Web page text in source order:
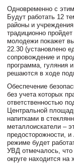
Одновременно с
Будут работать 12
районы и
традиционно
молодежи покажет
22.30 (установлено
сопровождение и
программа, гуляния
решаются в ходе
Обеспечение
без учета которых
ответственностью
Центральной
напитками в
металлоискатели –
предосторожности,
режиме будет
УВД отмечалось, что
округе находится на